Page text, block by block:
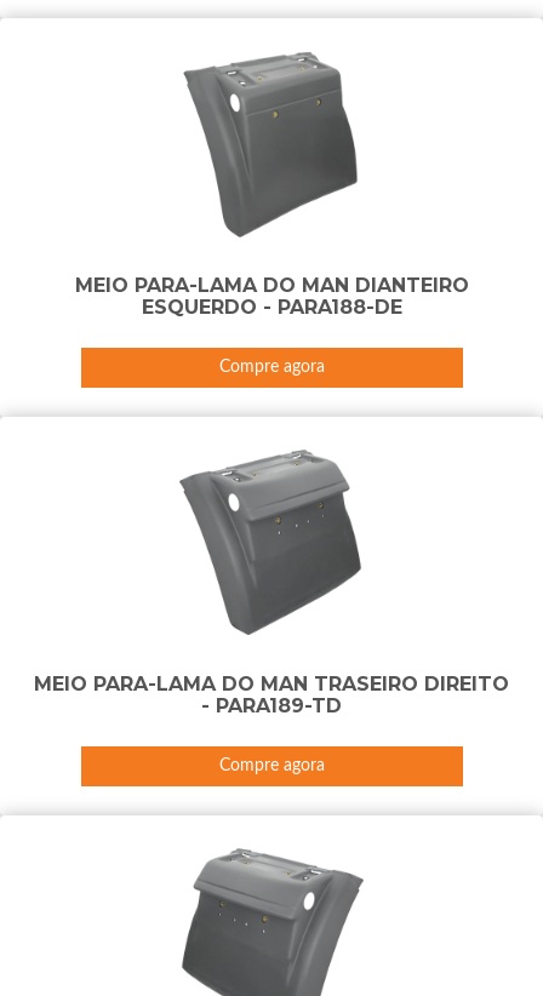
MEIO PARA-LAMA DO MAN DIANTEIRO
ESQUERDO - PARA188-DE
Compre agora
MEIO PARA-LAMA DO MAN TRASEIRO DIREITO
- PARA189-TD
Compre agora